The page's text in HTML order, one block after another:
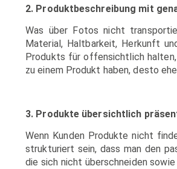
2. Produktbeschreibung mit
Was über Fotos nicht
Material, Haltbarkeit, Herkunft
Produkts für offensichtlich halten,
zu einem Produkt haben, desto
3. Produkte übersichtlich
Wenn Kunden Produkte nicht
strukturiert sein, dass man den
die sich nicht überschneiden